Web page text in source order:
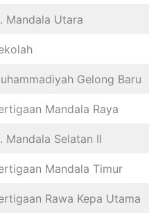
Mandala Utara
Gelong Baru
Mandala Raya
Mandala Selatan II
Mandala Timur
Rawa Kepa Utama